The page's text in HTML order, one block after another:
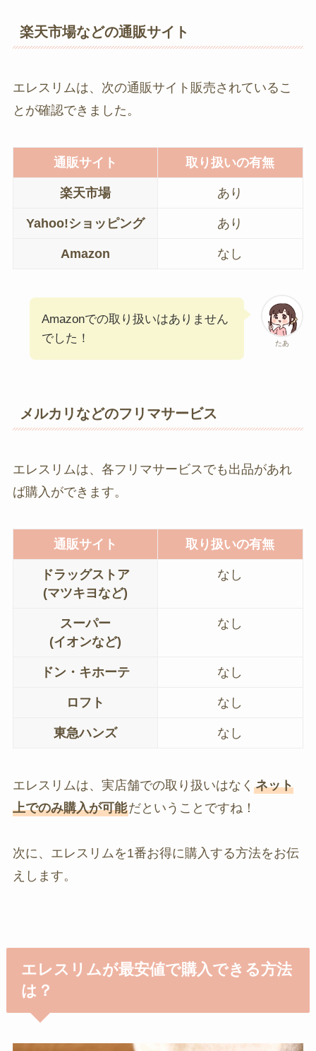
楽天市場などの通販サイト
エレスリムは、次の通販サイト販売されているこ
とが確認できました。
通販サイト 取り扱いの有無
楽天市場 あり
Yahoo!ショッピング あり
Amazon なし
たあ
Amazonでの取り扱いはありません
でした！
メルカリなどのフリマサービス
エレスリムは、各フリマサービスでも出品があれ
ば購入ができます。
通販サイト 取り扱いの有無
ドラッグストア
(マツキヨなど)
なし
スーパー
(イオンなど)
なし
ドン・キホーテ なし
ロフト なし
東急ハンズ なし
エレスリムは、実店舗での取り扱いはなく ネット
上でのみ購入が可能だということですね！
次に、エレスリムを1番お得に購入する方法をお伝
えします。
エレスリムが最安値で購入できる方法
は？